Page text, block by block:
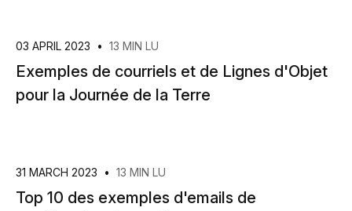
03 APRIL 2023 • 13 MIN LU
Exemples de courriels et de Lignes d'Objet
pour la Journée de la Terre
31 MARCH 2023 • 13 MIN LU
Top 10 des exemples d'emails de